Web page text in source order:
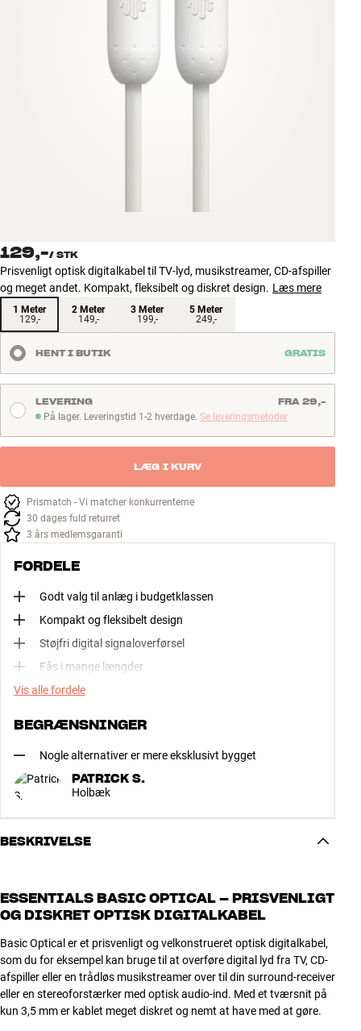
INSPIRATION
Log ind
Kundeservice
Byg med Lyd
129,-/ STK
Prisvenligt optisk digitalkabel til TV-lyd, musikstreamer, CD-afspiller
og meget andet. Kompakt, fleksibelt og diskret design. Læs mere
1 Meter
129,-
2 Meter
149,-
3 Meter
199,-
5 Meter
249,-
HENT I BUTIK GRATIS
På lager. Leveringstid 1-2 hverdage
På lager. Leveringstid 1-2 hverdage. Se leveringsmetoder
LEVERING FRA 29,-
LÆG I KURV
Prismatch - Vi matcher konkurrenterne
30 dages fuld returret
3 års medlemsgaranti
FORDELE
Godt valg til anlæg i budgetklassen
Kompakt og fleksibelt design
Støjfri digital signaloverførsel
Fås i mange længder
Vis alle fordele
BEGRÆNSNINGER
Nogle alternativer er mere eksklusivt bygget
PATRICK S.
Holbæk
BESKRIVELSE
ESSENTIALS BASIC OPTICAL – PRISVENLIGT
OG DISKRET OPTISK DIGITALKABEL
Basic Optical er et prisvenligt og velkonstrueret optisk digitalkabel,
som du for eksempel kan bruge til at overføre digital lyd fra TV, CD-
afspiller eller en trådløs musikstreamer over til din surround-receiver
eller en stereoforstærker med optisk audio-ind. Med et tværsnit på
kun 3,5 mm er kablet meget diskret og nemt at have med at gøre.